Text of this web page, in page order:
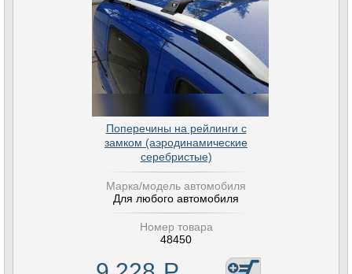
Поперечины на рейлинги с
замком (аэродинамические
серебристые)
Марка/модель автомобиля
Для любого автомобиля
Номер товара
48450